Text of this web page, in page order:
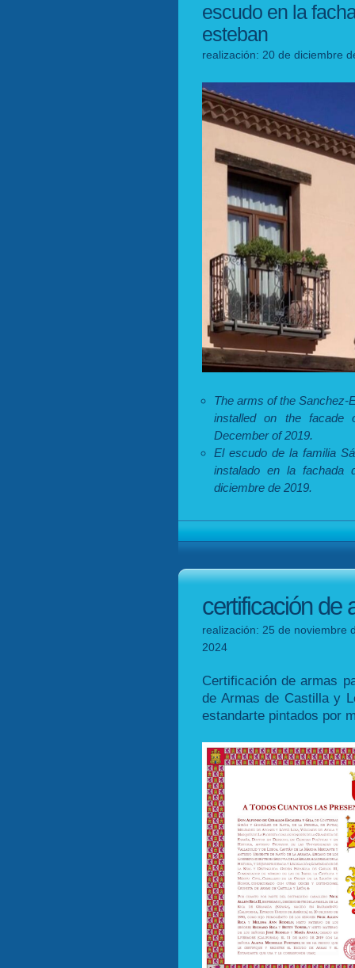
escudo en la
esteban
realización: 20 de diciembre
The arms of the Sanchez-
installed on the facade
December of 2019.
El escudo de la familia
instalado en la fachada
diciembre de 2019.
certificación de
realización: 25 de noviembre
2024
Certificación de armas
de Armas de Castilla y
estandarte pintados por